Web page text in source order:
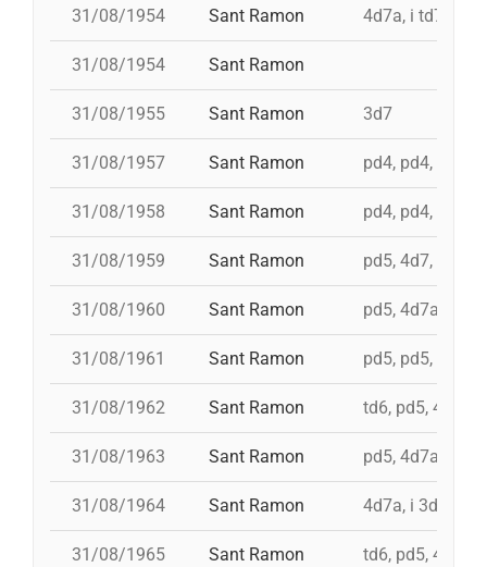
31/08/1954 Sant Ramon 4d7a, i td7
31/08/1954 Sant Ramon
31/08/1955 Sant Ramon 3d7
31/08/1957 Sant Ramon pd4, pd4, pd4,
31/08/1958 Sant Ramon pd4, pd4, pd5,
31/08/1959 Sant Ramon pd5, 4d7, 3d7
31/08/1960 Sant Ramon pd5, 4d7a, i
31/08/1961 Sant Ramon pd5, pd5, 3d7,
31/08/1962 Sant Ramon td6, pd5, 4d7,
31/08/1963 Sant Ramon pd5, 4d7a, i td7
31/08/1964 Sant Ramon 4d7a, i 3d7s, i
31/08/1965 Sant Ramon td6, pd5, 4d7,